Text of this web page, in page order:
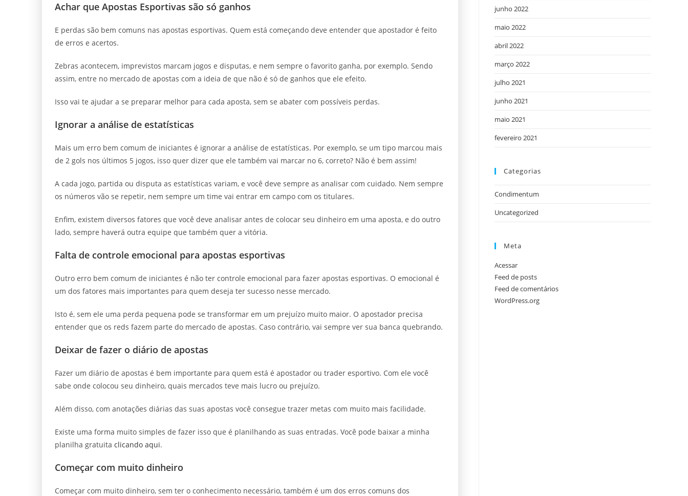
Achar que Apostas Esportivas são só ganhos
E perdas são bem comuns nas apostas esportivas. Quem está começando deve entender que apostador é feito
de erros e acertos.
Zebras acontecem, imprevistos marcam jogos e disputas, e nem sempre o favorito ganha, por exemplo. Sendo
assim, entre no mercado de apostas com a ideia de que não é só de ganhos que ele efeito.
Isso vai te ajudar a se preparar melhor para cada aposta, sem se abater com possíveis perdas.
Ignorar a análise de estatísticas
Mais um erro bem comum de iniciantes é ignorar a análise de estatísticas. Por exemplo, se um tipo marcou mais
de 2 gols nos últimos 5 jogos, isso quer dizer que ele também vai marcar no 6, correto? Não é bem assim!
A cada jogo, partida ou disputa as estatísticas variam, e você deve sempre as analisar com cuidado. Nem sempre
os números vão se repetir, nem sempre um time vai entrar em campo com os titulares.
Enfim, existem diversos fatores que você deve analisar antes de colocar seu dinheiro em uma aposta, e do outro
lado, sempre haverá outra equipe que também quer a vitória.
Falta de controle emocional para apostas esportivas
Outro erro bem comum de iniciantes é não ter controle emocional para fazer apostas esportivas. O emocional é
um dos fatores mais importantes para quem deseja ter sucesso nesse mercado.
Isto é, sem ele uma perda pequena pode se transformar em um prejuízo muito maior. O apostador precisa
entender que os reds fazem parte do mercado de apostas. Caso contrário, vai sempre ver sua banca quebrando.
Deixar de fazer o diário de apostas
Fazer um diário de apostas é bem importante para quem está é apostador ou trader esportivo. Com ele você
sabe onde colocou seu dinheiro, quais mercados teve mais lucro ou prejuízo.
Além disso, com anotações diárias das suas apostas você consegue trazer metas com muito mais facilidade.
Existe uma forma muito simples de fazer isso que é planilhando as suas entradas. Você pode baixar a minha
planilha gratuita clicando aqui.
Começar com muito dinheiro
Começar com muito dinheiro, sem ter o conhecimento necessário, também é um dos erros comuns dos
junho 2022
maio 2022
abril 2022
março 2022
julho 2021
junho 2021
maio 2021
fevereiro 2021
Categorias
Condimentum
Uncategorized
Meta
Acessar
Feed de posts
Feed de comentários
WordPress.org